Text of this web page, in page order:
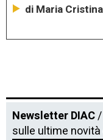
di Maria
Newsletter DIAC
sulle ultime